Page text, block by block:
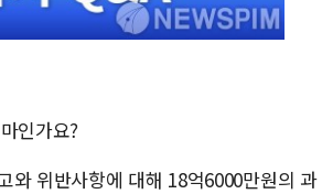
인가요?
와 위반사항에 대해 18억6000만원의 과